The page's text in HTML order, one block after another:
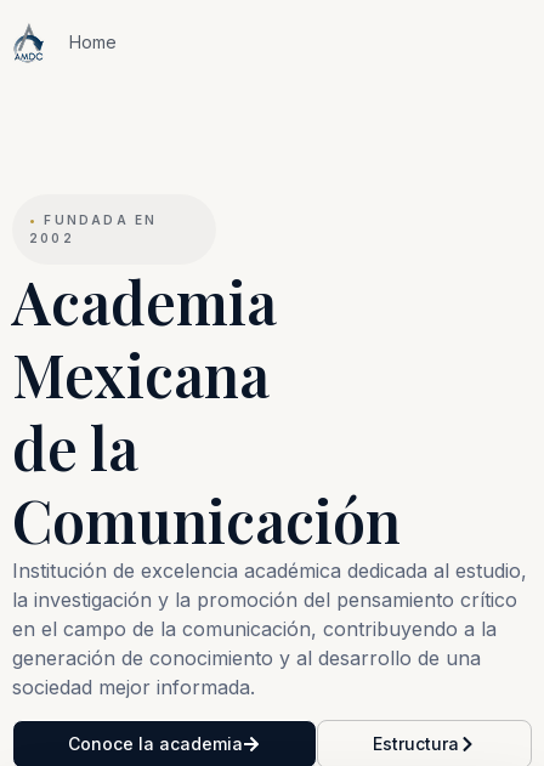
Home
•
FUNDADA EN
2002
Academia
Mexicana
de la
Comunicación
Institución de excelencia académica dedicada al estudio,
la investigación y la promoción del pensamiento crítico
en el campo de la comunicación, contribuyendo a la
generación de conocimiento y al desarrollo de una
sociedad mejor informada.
Conoce la academia Estructura